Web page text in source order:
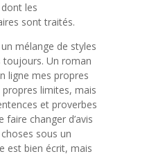
les
sont traités.
mélange de styles
Un roman
ligne mes propres
limites, mais
et proverbes
faire changer d’avis
sous un
est bien écrit, mais